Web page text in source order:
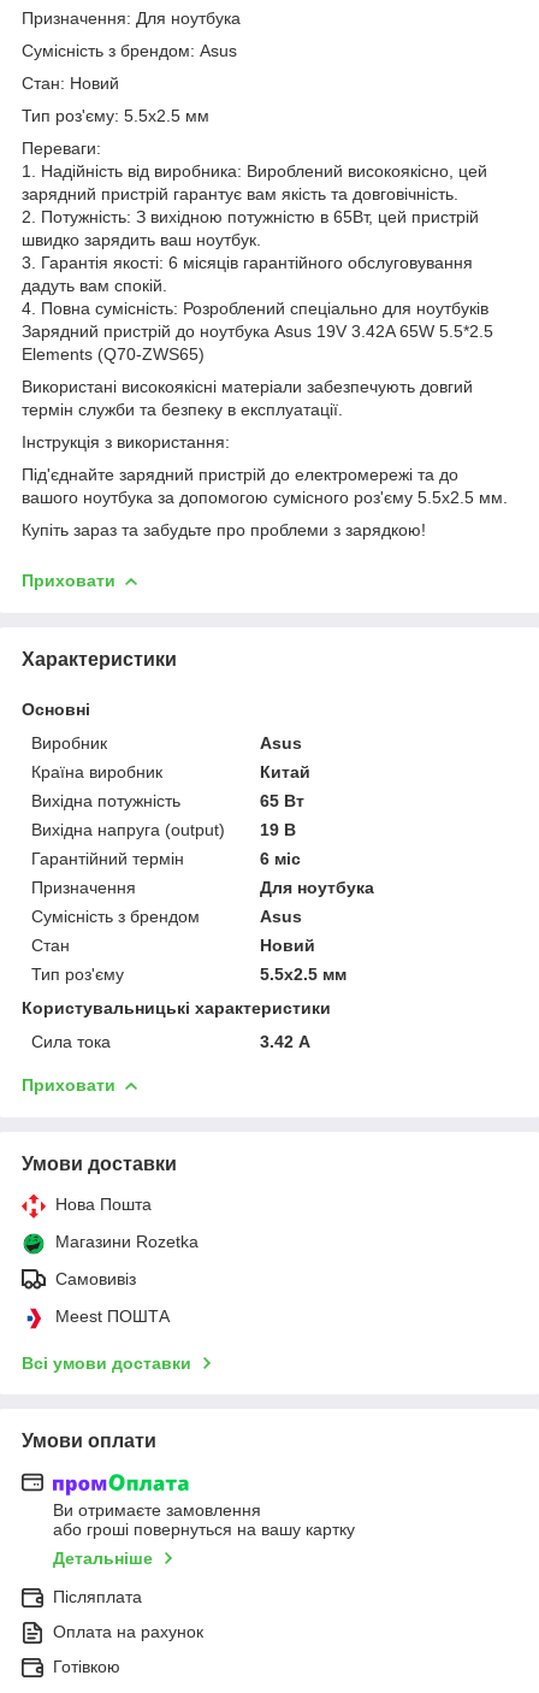
Призначення: Для ноутбука
Сумісність з брендом: Asus
Стан: Новий
Тип роз'єму: 5.5x2.5 мм
Переваги:
1. Надійність від виробника: Вироблений високоякісно, цей
зарядний пристрій гарантує вам якість та довговічність.
2. Потужність: З вихідною потужністю в 65Вт, цей пристрій
швидко зарядить ваш ноутбук.
3. Гарантія якості: 6 місяців гарантійного обслуговування
дадуть вам спокій.
4. Повна сумісність: Розроблений спеціально для ноутбуків
Зарядний пристрій до ноутбука Asus 19V 3.42A 65W 5.5*2.5
Elements (Q70-ZWS65)
Використані високоякісні матеріали забезпечують довгий
термін служби та безпеку в експлуатації.
Інструкція з використання:
Під'єднайте зарядний пристрій до електромережі та до
вашого ноутбука за допомогою сумісного роз'єму 5.5x2.5 мм.
Купіть зараз та забудьте про проблеми з зарядкою!
Приховати
Характеристики
Основні
Виробник
Asus
Країна виробник
Китай
Вихідна потужність
65 Вт
Вихідна напруга (output)
19 В
Гарантійний термін
6 міс
Призначення
Для ноутбука
Сумісність з брендом
Asus
Стан
Новий
Тип роз'єму
5.5x2.5 мм
Користувальницькі характеристики
Сила тока
3.42 А
Приховати
Умови доставки
Нова Пошта
Магазини Rozetka
Самовивіз
Meest ПОШТА
Всі умови доставки
Умови оплати
Ви отримаєте замовлення
або гроші повернуться на вашу картку
Детальніше
Післяплата
Оплата на рахунок
Готівкою